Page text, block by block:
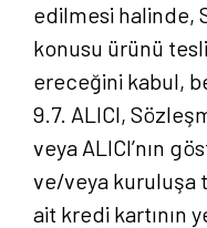
edilmesi halinde,
konusu ürünü
ereceğini kabul,
9.7. ALICI,
veya ALICI’nın
ve/veya kuruluşa
ait kredi kartının